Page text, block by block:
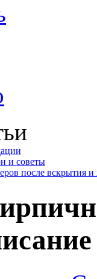
и советы
после вскрытия и